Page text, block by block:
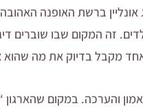
ברשת האופנה
זה המקום שבו
מקבל בדיוק את מה שהוא
והערכה. במקום